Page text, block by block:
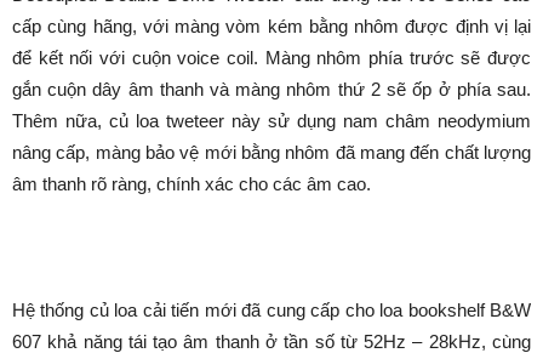
cấp cùng hãng, với màng vòm kém bằng nhôm được định vị lại
để kết nối với cuộn voice coil. Màng nhôm phía trước sẽ được
gắn cuộn dây âm thanh và màng nhôm thứ 2 sẽ ốp ở phía sau.
Thêm nữa, củ loa tweteer này sử dụng nam châm neodymium
nâng cấp, màng bảo vệ mới bằng nhôm đã mang đến chất lượng
âm thanh rõ ràng, chính xác cho các âm cao.
Hệ thống củ loa cải tiến mới đã cung cấp cho loa bookshelf B&W
607 khả năng tái tạo âm thanh ở tần số từ 52Hz – 28kHz, cùng